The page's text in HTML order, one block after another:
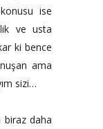
ise
ve usta
ki bence
ama
sizi…
biraz daha